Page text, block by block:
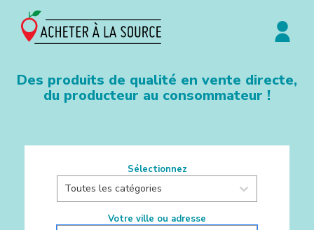
Des produits de qualité en vente directe,
du producteur au consommateur !
Sélectionnez
Toutes les catégories
Votre ville ou adresse